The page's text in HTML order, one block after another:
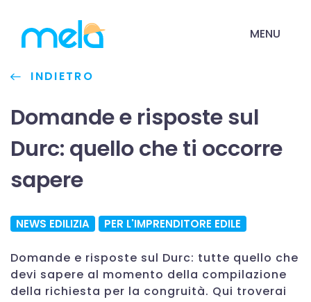
MENU
INDIETRO
Domande e risposte sul
Durc: quello che ti occorre
sapere
NEWS EDILIZIA PER L'IMPRENDITORE EDILE
Domande e risposte sul Durc: tutte quello che
devi sapere al momento della compilazione
della richiesta per la congruità. Qui troverai